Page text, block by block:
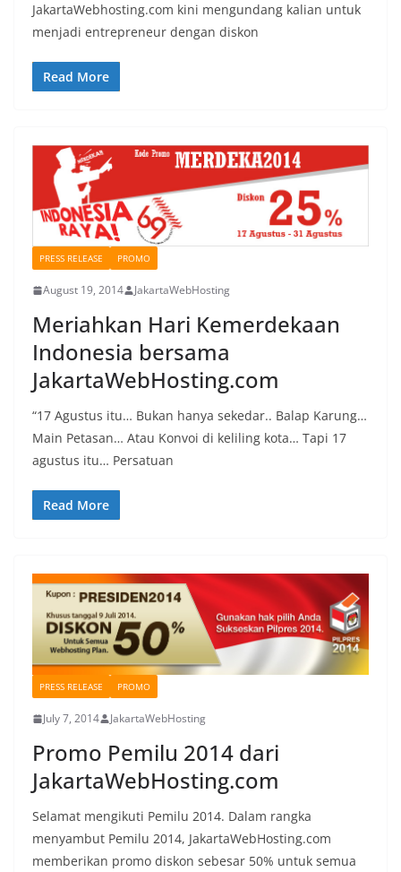
JakartaWebhosting.com kini mengundang kalian untuk
menjadi entrepreneur dengan diskon
Read More
PRESS RELEASE PROMO
August 19, 2014 JakartaWebHosting
Meriahkan Hari Kemerdekaan
Indonesia bersama
JakartaWebHosting.com
“17 Agustus itu… Bukan hanya sekedar.. Balap Karung…
Main Petasan… Atau Konvoi di keliling kota… Tapi 17
agustus itu… Persatuan
Read More
PRESS RELEASE PROMO
July 7, 2014 JakartaWebHosting
Promo Pemilu 2014 dari
JakartaWebHosting.com
Selamat mengikuti Pemilu 2014. Dalam rangka
menyambut Pemilu 2014, JakartaWebHosting.com
memberikan promo diskon sebesar 50% untuk semua